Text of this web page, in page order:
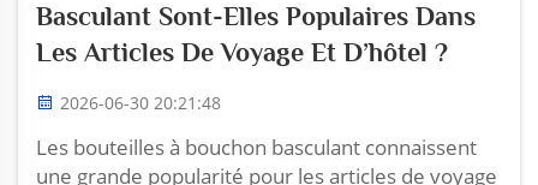
Basculant Sont-Elles Populaires Dans
Les Articles De Voyage Et D’hôtel ?
2026-06-30 20:21:48
Les bouteilles à bouchon basculant connaissent
une grande popularité pour les articles de voyage